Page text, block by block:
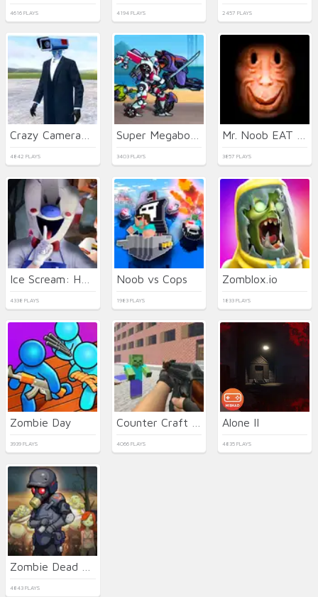
4616 PLAYS 4194 PLAYS 2457 PLAYS
4842 PLAYS 3403 PLAYS 3857 PLAYS
4338 PLAYS
Noob vs Cops
1983 PLAYS
Zomblox.io
1833 PLAYS
Zombie Day
3939 PLAYS 4066 PLAYS
Alone II
4835 PLAYS
4843 PLAYS